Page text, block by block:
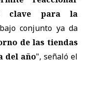
clave para la
conjunto ya da
de las tiendas
del año", señaló el